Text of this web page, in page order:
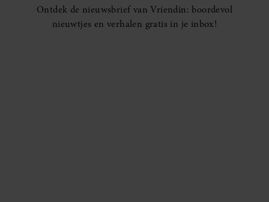
Ontdek de nieuwsbrief van Vriendin: boordevol
nieuwtjes en verhalen gratis in je inbox!